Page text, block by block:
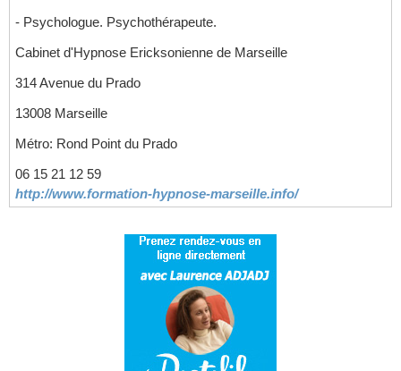
- Psychologue. Psychothérapeute.
Cabinet d'Hypnose Ericksonienne de Marseille
314 Avenue du Prado
13008 Marseille
Métro: Rond Point du Prado
06 15 21 12 59
http://www.formation-hypnose-marseille.info/